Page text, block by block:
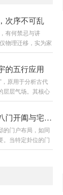
次序不可乱
有何禁忌与讲
物理迁移，实为家
纸，落笔第一划，
核心要诀。第一
有道第一件：择
非周末闲事，须择
（鬼月）；避开与
，寓意“一路阳
佳，此时阳气旺
的五行应用
原用于分析古代
层层气场。其核心
，以五行相生之理
于现代高层楼宇的
行分层法则穿宫法
仅由坐向决定：坐
（四正位）的楼
玄空穿宫格局详解：八门开阖与宅运兴衰
的门户布局，如同
。当特定卦位的门
气场流通，古人称